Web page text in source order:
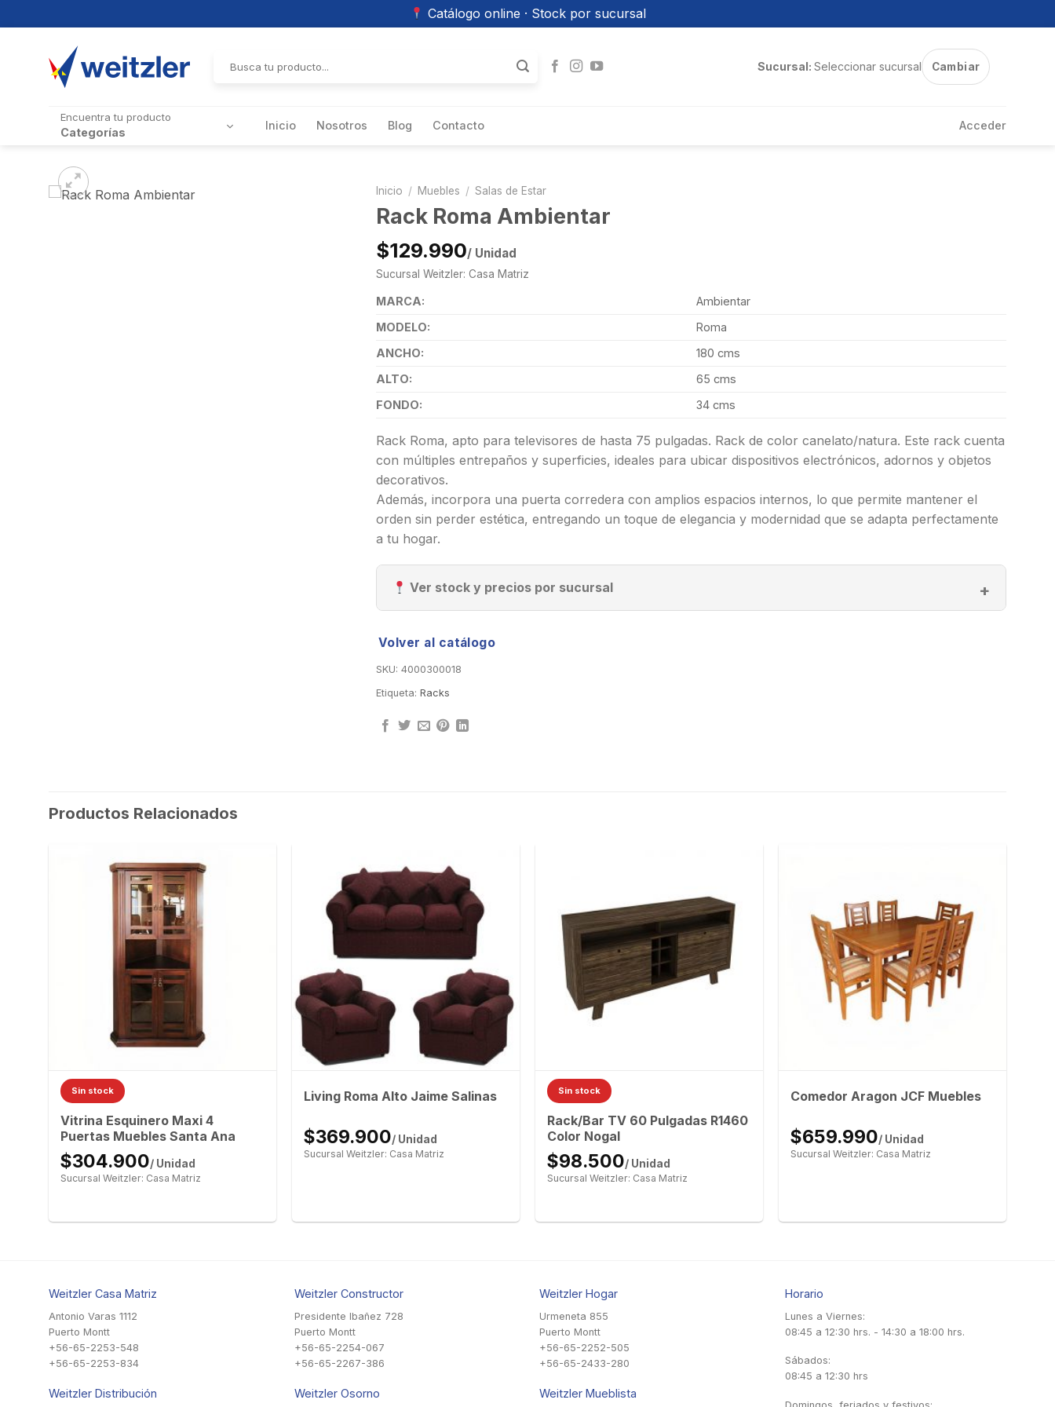
Catálogo online · Stock por sucursal
por:
Sucursal: Seleccionar sucursal Cambiar
Encuentra tu producto
Categorías Inicio Nosotros Blog Contacto Acceder
Inicio / Muebles / Salas de Estar
Rack Roma Ambientar
$129.990/ Unidad
Sucursal Weitzler: Casa Matriz
MARCA:
Ambientar
MODELO:
Roma
ANCHO:
180 cms
ALTO:
65 cms
FONDO:
34 cms
Rack Roma, apto para televisores de hasta 75 pulgadas. Rack de color canelato/natura. Este rack cuenta
con múltiples entrepaños y superficies, ideales para ubicar dispositivos electrónicos, adornos y objetos
decorativos.
Además, incorpora una puerta corredera con amplios espacios internos, lo que permite mantener el
orden sin perder estética, entregando un toque de elegancia y modernidad que se adapta perfectamente
a tu hogar.
Ver stock y precios por sucursal
Volver al catálogo
SKU: 4000300018
Etiqueta: Racks
Productos Relacionados
Sin stock
Vitrina Esquinero Maxi 4
Puertas Muebles Santa Ana
$304.900/ Unidad
Sucursal Weitzler: Casa Matriz
Living Roma Alto Jaime Salinas
$369.900/ Unidad
Sucursal Weitzler: Casa Matriz
Sin stock
Rack/Bar TV 60 Pulgadas R1460
Color Nogal
$98.500/ Unidad
Sucursal Weitzler: Casa Matriz
Comedor Aragon JCF Muebles
$659.990/ Unidad
Sucursal Weitzler: Casa Matriz
Weitzler Casa Matriz
Antonio Varas 1112
Puerto Montt
+56-65-2253-548
+56-65-2253-834
Weitzler Distribución
Weitzler Constructor
Presidente Ibañez 728
Puerto Montt
+56-65-2254-067
+56-65-2267-386
Weitzler Osorno
Weitzler Hogar
Urmeneta 855
Puerto Montt
+56-65-2252-505
+56-65-2433-280
Weitzler Mueblista
Horario
Lunes a Viernes:
08:45 a 12:30 hrs. - 14:30 a 18:00 hrs.
Sábados:
08:45 a 12:30 hrs